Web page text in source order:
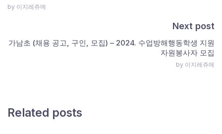
by 이지레쥬메
Next post
가남초 (채용 공고, 구인, 모집) – 2024. 수업방해행동학생 지원
자원봉사자 모집
by 이지레쥬메
Related posts